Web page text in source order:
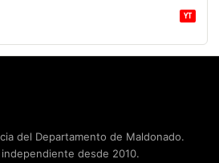
YT
del Departamento de Maldonado.
desde 2010.